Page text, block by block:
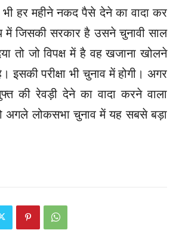
भी हर महीने नकद पैसे देने का वादा कर
में जिसकी सरकार है उसने चुनावी साल
तो जो विपक्ष में है वह खजाना खोलने
इसकी परीक्षा भी चुनाव में होगी। अगर
की रेवड़ी देने का वादा करने वाला
अगले लोकसभा चुनाव में यह सबसे बड़ा